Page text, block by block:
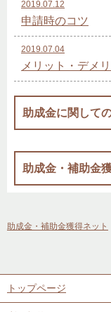
2019.07.12
申請時のコツ
2019.07.04
メリット・デメ
助成金に関して
助成金・補助金
助成金・補助金獲得ネット
トップページ